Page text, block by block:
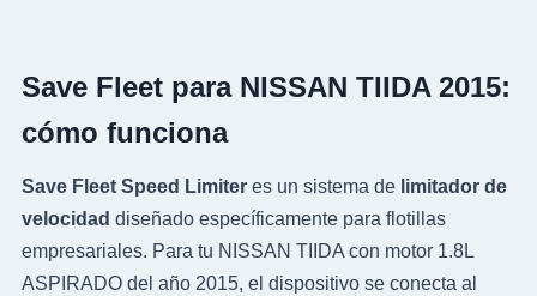
Save Fleet para NISSAN TIIDA 2015:
cómo funciona
Save Fleet Speed Limiteres un sistema de limitador de
velocidad diseñado específicamente para flotillas
empresariales. Para tu NISSAN TIIDA con motor 1.8L
ASPIRADO del año 2015, el dispositivo se conecta al